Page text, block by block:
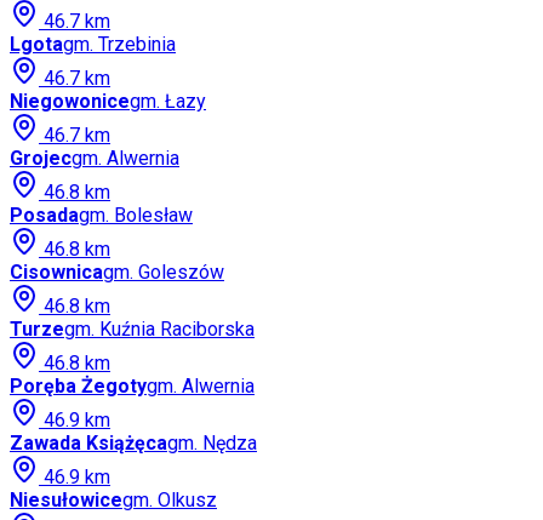
46.7 km
Lgotagm. Trzebinia
46.7 km
Niegowonicegm. Łazy
46.7 km
Grojecgm. Alwernia
46.8 km
Posadagm. Bolesław
46.8 km
Cisownicagm. Goleszów
46.8 km
Turzegm. Kuźnia Raciborska
46.8 km
Poręba Żegotygm. Alwernia
46.9 km
Zawada Książęcagm. Nędza
46.9 km
Niesułowicegm. Olkusz